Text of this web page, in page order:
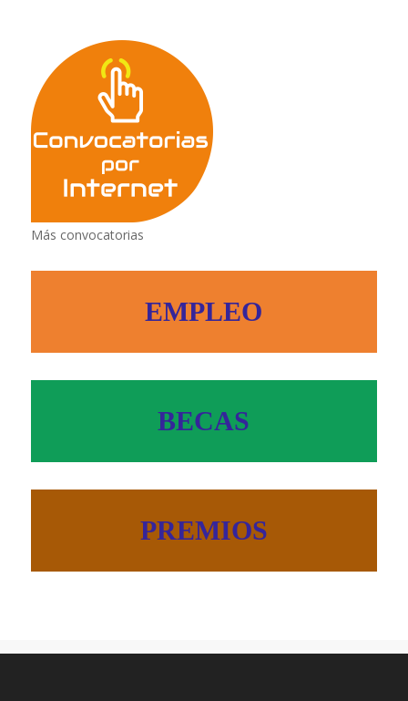
Más convocatorias
EMPLEO
BECAS
PREMIOS